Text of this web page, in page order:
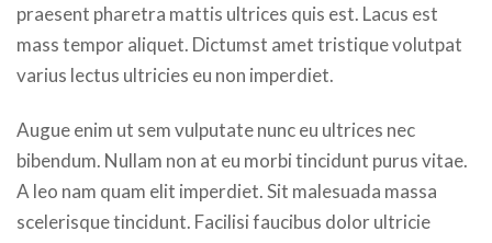
praesent pharetra mattis ultrices quis est. Lacus est
mass tempor aliquet. Dictumst amet tristique volutpat
varius lectus ultricies eu non imperdiet.
Augue enim ut sem vulputate nunc eu ultrices nec
bibendum. Nullam non at eu morbi tincidunt purus vitae.
A leo nam quam elit imperdiet. Sit malesuada massa
scelerisque tincidunt. Facilisi faucibus dolor ultricie